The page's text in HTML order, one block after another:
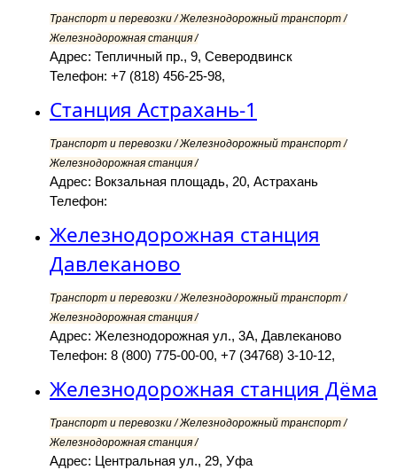
Транспорт и перевозки / Железнодорожный транспорт /
Железнодорожная станция /
Адрес: Тепличный пр., 9, Северодвинск
Телефон: +7 (818) 456-25-98,
Станция Астрахань-1
Транспорт и перевозки / Железнодорожный транспорт /
Железнодорожная станция /
Адрес: Вокзальная площадь, 20, Астрахань
Телефон:
Железнодорожная станция
Давлеканово
Транспорт и перевозки / Железнодорожный транспорт /
Железнодорожная станция /
Адрес: Железнодорожная ул., 3А, Давлеканово
Телефон: 8 (800) 775-00-00, +7 (34768) 3-10-12,
Железнодорожная станция Дёма
Транспорт и перевозки / Железнодорожный транспорт /
Железнодорожная станция /
Адрес: Центральная ул., 29, Уфа